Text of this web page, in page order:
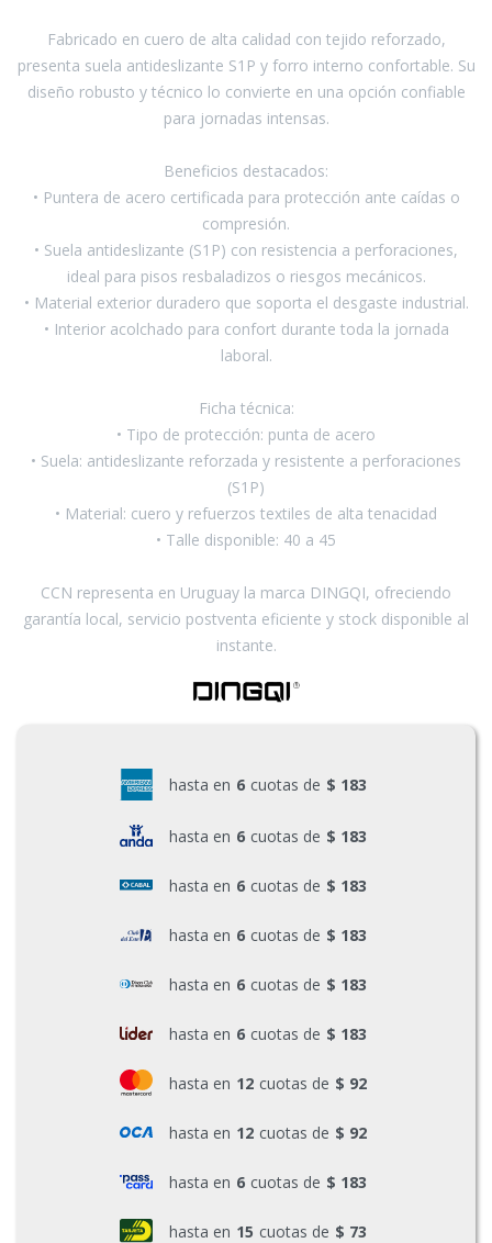
Fabricado en cuero de alta calidad con tejido reforzado,
presenta suela antideslizante S1P y forro interno confortable. Su
diseño robusto y técnico lo convierte en una opción confiable
para jornadas intensas.
Beneficios destacados:
• Puntera de acero certificada para protección ante caídas o
compresión.
• Suela antideslizante (S1P) con resistencia a perforaciones,
ideal para pisos resbaladizos o riesgos mecánicos.
• Material exterior duradero que soporta el desgaste industrial.
• Interior acolchado para confort durante toda la jornada
laboral.
Ficha técnica:
• Tipo de protección: punta de acero
• Suela: antideslizante reforzada y resistente a perforaciones
(S1P)
• Material: cuero y refuerzos textiles de alta tenacidad
• Talle disponible: 40 a 45
CCN representa en Uruguay la marca DINGQI, ofreciendo
garantía local, servicio postventa eficiente y stock disponible al
instante.
hasta en 6 cuotas de $ 183
hasta en 6 cuotas de $ 183
hasta en 6 cuotas de $ 183
hasta en 6 cuotas de $ 183
hasta en 6 cuotas de $ 183
hasta en 6 cuotas de $ 183
hasta en 12 cuotas de $ 92
hasta en 12 cuotas de $ 92
hasta en 6 cuotas de $ 183
hasta en 15 cuotas de $ 73
Pinturas y Accesorios
Piscinas e Inflables
Sanitaria
Soldadoras y Accesorios